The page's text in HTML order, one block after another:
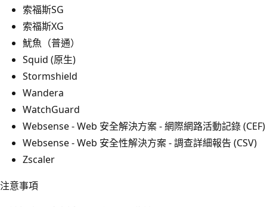
索福斯SG
索福斯XG
魷魚（普通）
Squid (原生)
Stormshield
Wandera
WatchGuard
Websense - Web 安全解決方案 - 網際網路活動記錄 (CEF)
Websense - Web 安全性解決方案 - 調查詳細報告 (CSV)
Zscaler
注意事項